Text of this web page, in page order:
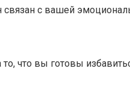
с вашей
вы готовы